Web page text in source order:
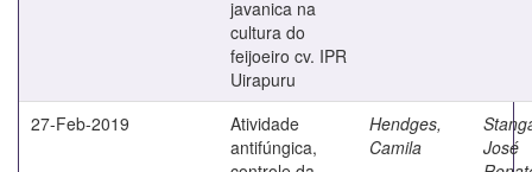
javanica na
cultura do
feijoeiro cv. IPR
Uirapuru
27-Feb-2019
Atividade
antifúngica,
Hendges,
Camila
José